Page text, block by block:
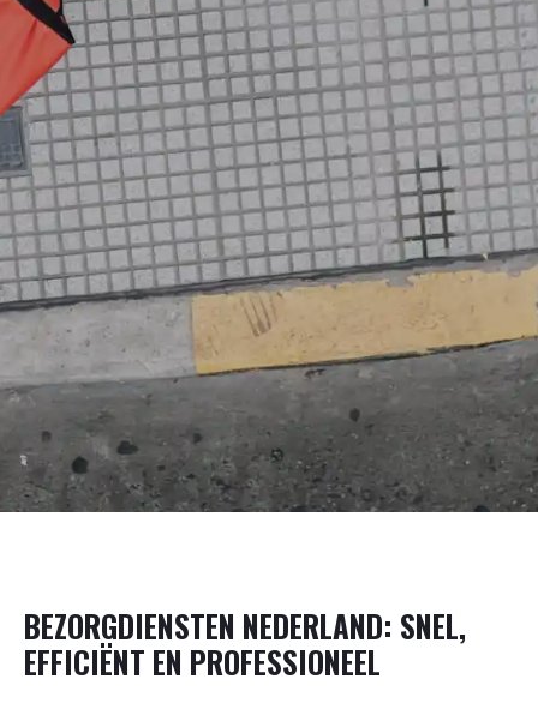
BEZORGDIENSTEN NEDERLAND: SNEL,
EFFICIËNT EN PROFESSIONEEL